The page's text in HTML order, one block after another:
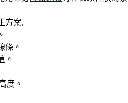
方案,
條。
。
度。